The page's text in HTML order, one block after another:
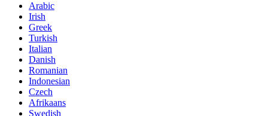
Arabic
Irish
Greek
Turkish
Italian
Danish
Romanian
Indonesian
Czech
Afrikaans
Swedish